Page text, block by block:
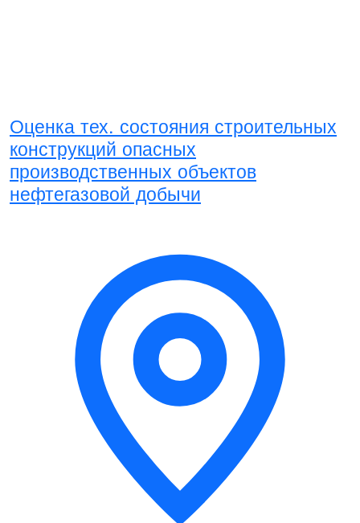
Оценка тех. состояния строительных
конструкций опасных
производственных объектов
нефтегазовой добычи